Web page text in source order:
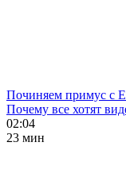
Починяем примус с
Почему все хотят
02:04
23 мин